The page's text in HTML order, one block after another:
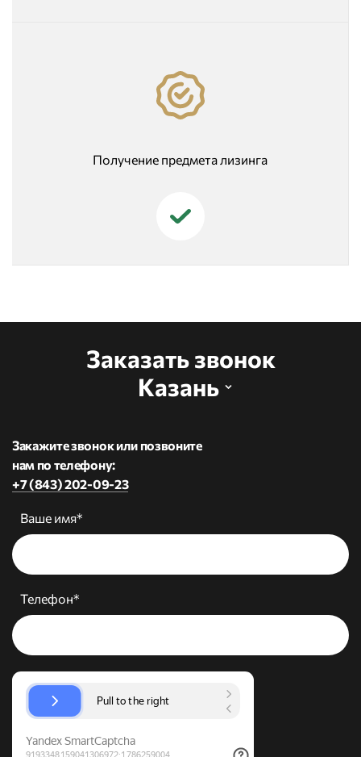
Получение предмета лизинга
Заказать звонок
Казань
Закажите звонок или позвоните
нам по телефону:
+7 (843) 202-09-23
Ваше имя*
Телефон*